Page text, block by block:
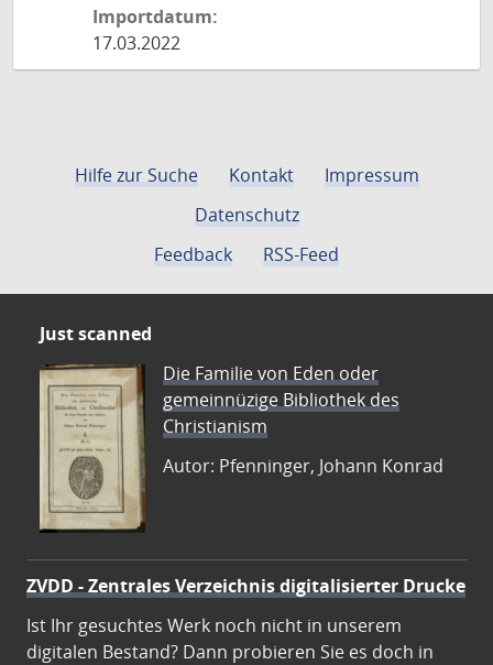
Importdatum:
17.03.2022
Hilfe zur Suche Kontakt
Impressum
Datenschutz
Feedback
RSS-Feed
Just scanned
Die Familie von Eden oder
gemeinnüzige Bibliothek des
Christianism
Autor: Pfenninger, Johann Konrad
ZVDD - Zentrales Verzeichnis digitalisierter Drucke
Ist Ihr gesuchtes Werk noch nicht in unserem
digitalen Bestand? Dann probieren Sie es doch in